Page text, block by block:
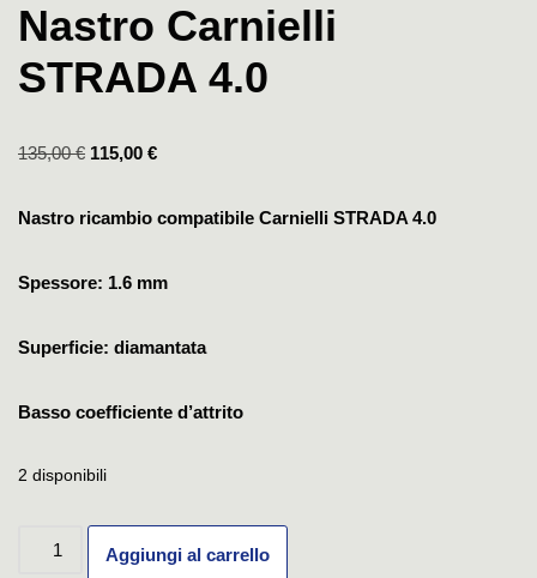
Nastro Carnielli
STRADA 4.0
135,00€ 115,00 €
Nastro ricambio compatibile Carnielli STRADA 4.0
Spessore: 1.6 mm
Superficie: diamantata
Basso coefficiente d’attrito
2 disponibili
Aggiungi al carrello